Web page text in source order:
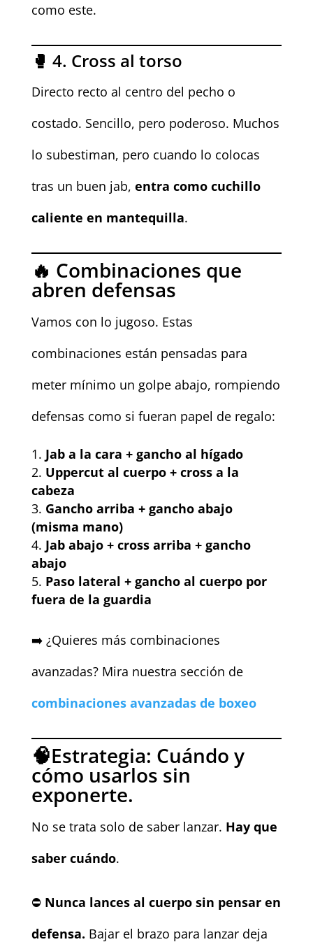
como este.
🥊 4. Cross al torso
Directo recto al centro del pecho o
costado. Sencillo, pero poderoso. Muchos
lo subestiman, pero cuando lo colocas
tras un buen jab, entra como cuchillo
caliente en mantequilla.
🔥 Combinaciones que
abren defensas
Vamos con lo jugoso. Estas
combinaciones están pensadas para
meter mínimo un golpe abajo, rompiendo
defensas como si fueran papel de regalo:
Jab a la cara + gancho al hígado
Uppercut al cuerpo + cross a la
cabeza
Gancho arriba + gancho abajo
(misma mano)
Jab abajo + cross arriba + gancho
abajo
Paso lateral + gancho al cuerpo por
fuera de la guardia
➡️ ¿Quieres más combinaciones
avanzadas? Mira nuestra sección de
combinaciones avanzadas de boxeo
🧠Estrategia: Cuándo y
cómo usarlos sin
exponerte.
No se trata solo de saber lanzar. Hay que
saber cuándo.
⛔ Nunca lances al cuerpo sin pensar en
defensa. Bajar el brazo para lanzar deja